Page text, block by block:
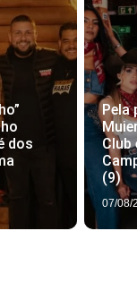
dos
Pela
Club
(9)
07/08/